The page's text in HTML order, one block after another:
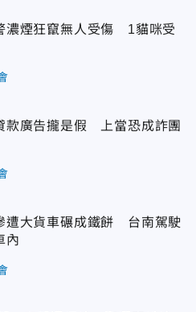
濃煙狂竄無人受傷 1貓咪受
款廣告攏是假 上當恐成詐團
遭大貨車碾成鐵餅 台南駕駛
內